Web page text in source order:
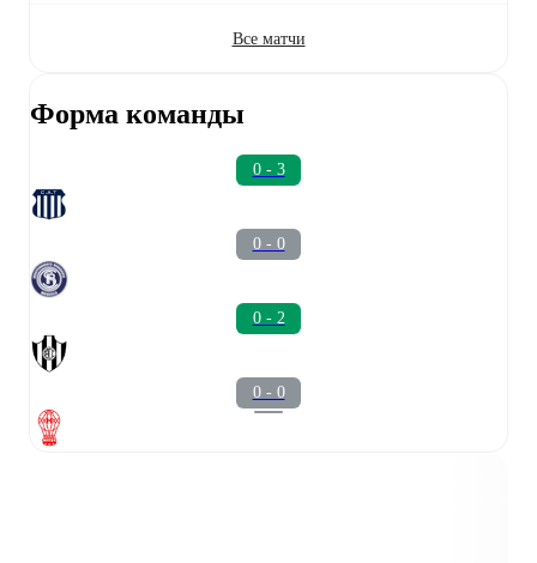
Все матчи
Форма команды
0 - 3
0 - 0
0 - 2
0 - 0